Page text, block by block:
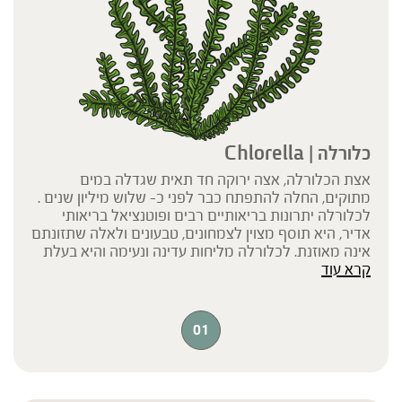
כלורלה | Chlorella
אצת הכלורלה, אצה ירוקה חד תאית שגדלה במים
מתוקים, החלה להתפתח כבר לפני כ- שלוש מיליון שנים .
לכלורלה יתרונות בריאותיים רבים ופוטנציאל בריאותי
אדיר, היא תוסף מצוין לצמחונים, טבעונים ולאלה שתזונתם
אינה מאוזנת. לכלורלה מליחות עדינה ונעימה והיא בעלת
פיגמנט ירוק כהה מאוד, מהכהים שקיימים בטבע, סממן
קרא עוד
01